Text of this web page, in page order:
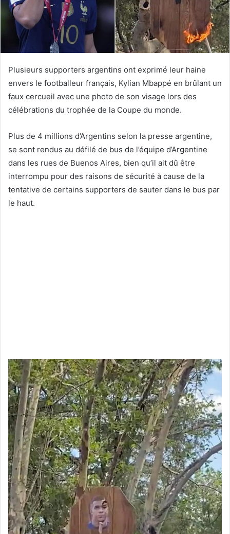
Plusieurs supporters argentins ont exprimé leur haine
envers le footballeur français, Kylian Mbappé en brûlant un
faux cercueil avec une photo de son visage lors des
célébrations du trophée de la Coupe du monde.
Plus de 4 millions d’Argentins selon la presse argentine,
se sont rendus au défilé de bus de l’équipe d’Argentine
dans les rues de Buenos Aires, bien qu’il ait dû être
interrompu pour des raisons de sécurité à cause de la
tentative de certains supporters de sauter dans le bus par
le haut.